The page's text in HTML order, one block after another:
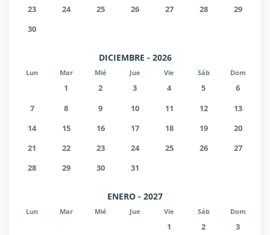
23
24 25 26 27 28
29
30
DICIEMBRE - 2026
Lun Mar Mié Jue Vie Sáb Dom
1 2 3 4 5
6
7
8 9 10 11 12
13
14
15 16 17 18 19
20
21
22 23 24 25 26
27
28
29 30 31
ENERO - 2027
Lun Mar Mié Jue Vie Sáb Dom
1 2
3